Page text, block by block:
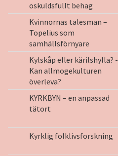
oskuldsfullt behag
Kvinnornas talesman –
Topelius som
samhällsförnyare
Kylskåp eller kärilshylla? -
Kan allmogekulturen
överleva?
KYRKBYN – en anpassad
tätort
Kyrklig folklivsforskning